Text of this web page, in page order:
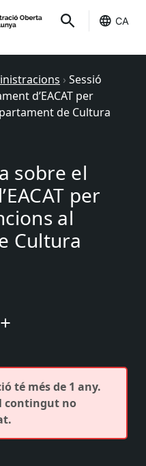
CA
› Sessió
d’EACAT per
de Cultura
sobre el
per
al
Cultura
té més de 1 any.
contingut no